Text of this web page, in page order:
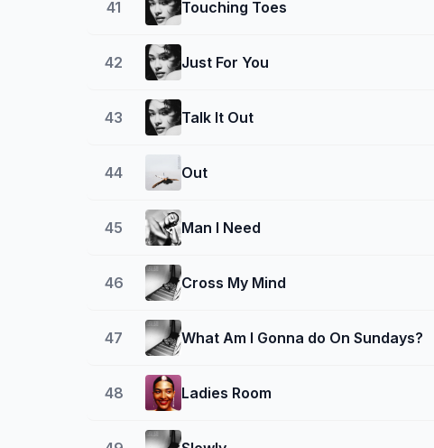
41 Touching Toes
42 Just For You
43 Talk It Out
44 Out
45 Man I Need
46 Cross My Mind
47 What Am I Gonna do On Sundays?
48 Ladies Room